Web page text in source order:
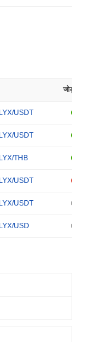
जोड़ा
LYX/USDT
LYX/USDT
LYX/THB
LYX/USDT
LYX/USDT
LYX/USD